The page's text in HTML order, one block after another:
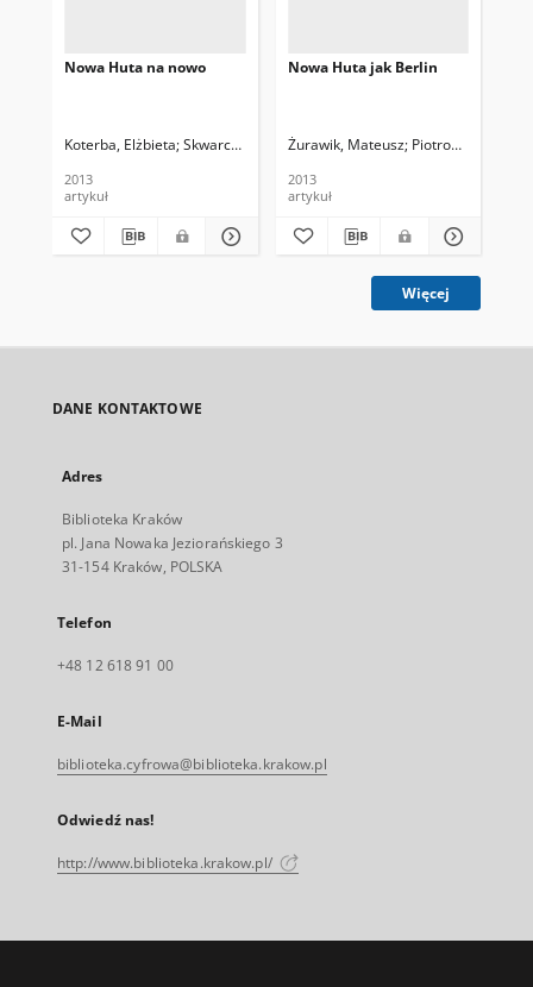
Nowa Huta na nowo
Koterba, Elżbieta Skwarczek, Mateusz. Fot. Żurawik, Mateusz, Rozm.
2013
artykuł
Nowa Huta jak Berlin
Żurawik, Mateusz Piotrowski, Paweł.
2013
artykuł
Więcej
DANE KONTAKTOWE
Adres
Biblioteka Kraków
pl. Jana Nowaka Jeziorańskiego 3
31-154 Kraków, POLSKA
Telefon
+48 12 618 91 00
E-Mail
biblioteka.cyfrowa@biblioteka.krakow.pl
Odwiedź nas!
http://www.biblioteka.krakow.pl/